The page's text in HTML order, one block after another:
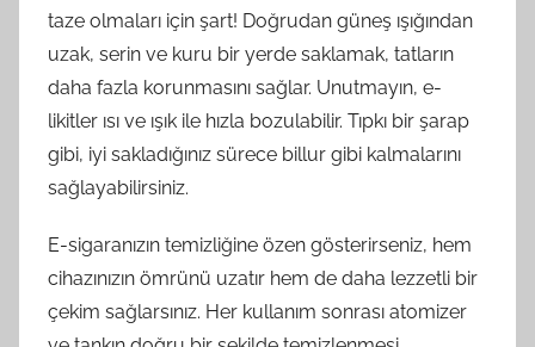
taze olmaları için şart! Doğrudan güneş ışığından
uzak, serin ve kuru bir yerde saklamak, tatların
daha fazla korunmasını sağlar. Unutmayın, e-
likitler ısı ve ışık ile hızla bozulabilir. Tıpkı bir şarap
gibi, iyi sakladığınız sürece billur gibi kalmalarını
sağlayabilirsiniz.
E-sigaranızın temizliğine özen gösterirseniz, hem
cihazınızın ömrünü uzatır hem de daha lezzetli bir
çekim sağlarsınız. Her kullanım sonrası atomizer